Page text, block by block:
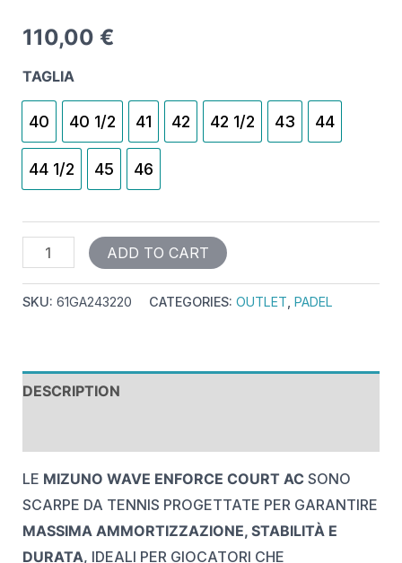
110,00 €
TAGLIA
40 40 1/2 41 42 42 1/2 43 44
44 1/2 45 46
ADD TO CART
SKU: 61GA243220 CATEGORIES: OUTLET, PADEL
DESCRIPTION
LE MIZUNO WAVE ENFORCE COURT ACSONO
SCARPE DA TENNIS PROGETTATE PER GARANTIRE
MASSIMA AMMORTIZZAZIONE, STABILITÀ E
DURATA, IDEALI PER GIOCATORI CHE